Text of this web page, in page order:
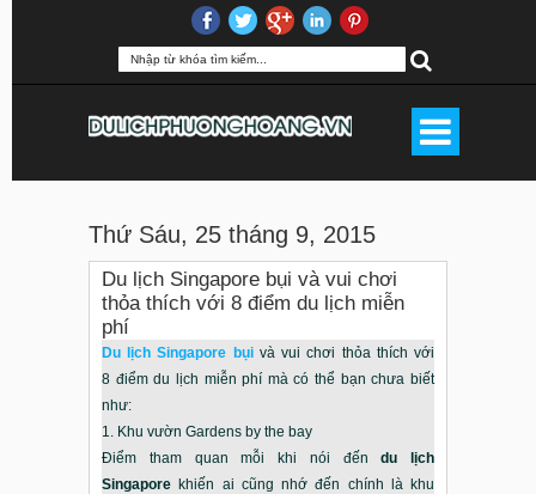
Thứ Sáu, 25 tháng 9, 2015
Du lịch Singapore bụi và vui chơi
thỏa thích với 8 điểm du lịch miễn
phí
Du lịch Singapore bụivà vui chơi thỏa thích với
8 điểm du lịch miễn phí mà có thể bạn chưa biết
như:
1. Khu vườn Gardens by the bay
Điểm tham quan mỗi khi nói đếndu lịch
Singapore khiến ai cũng nhớ đến chính là khu